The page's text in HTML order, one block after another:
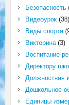
Безопасность
Видеоурок(38)
Виды спорта
Викторина(3)
Воспитание
Директору
Должностная
Дошкольное
Единицы